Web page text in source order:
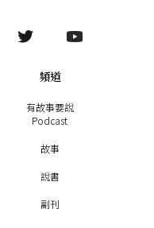
頻道
有故事要說
Podcast
故事
說書
副刊